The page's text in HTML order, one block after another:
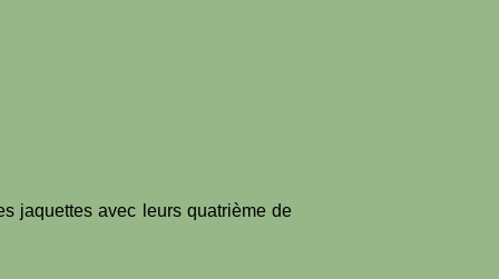
jaquettes avec leurs quatrième de